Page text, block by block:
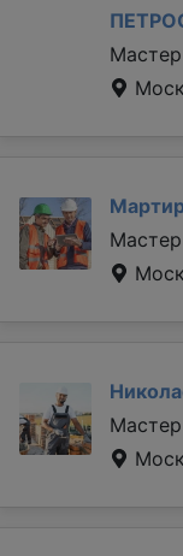
Мастер
Мастер
Мастер